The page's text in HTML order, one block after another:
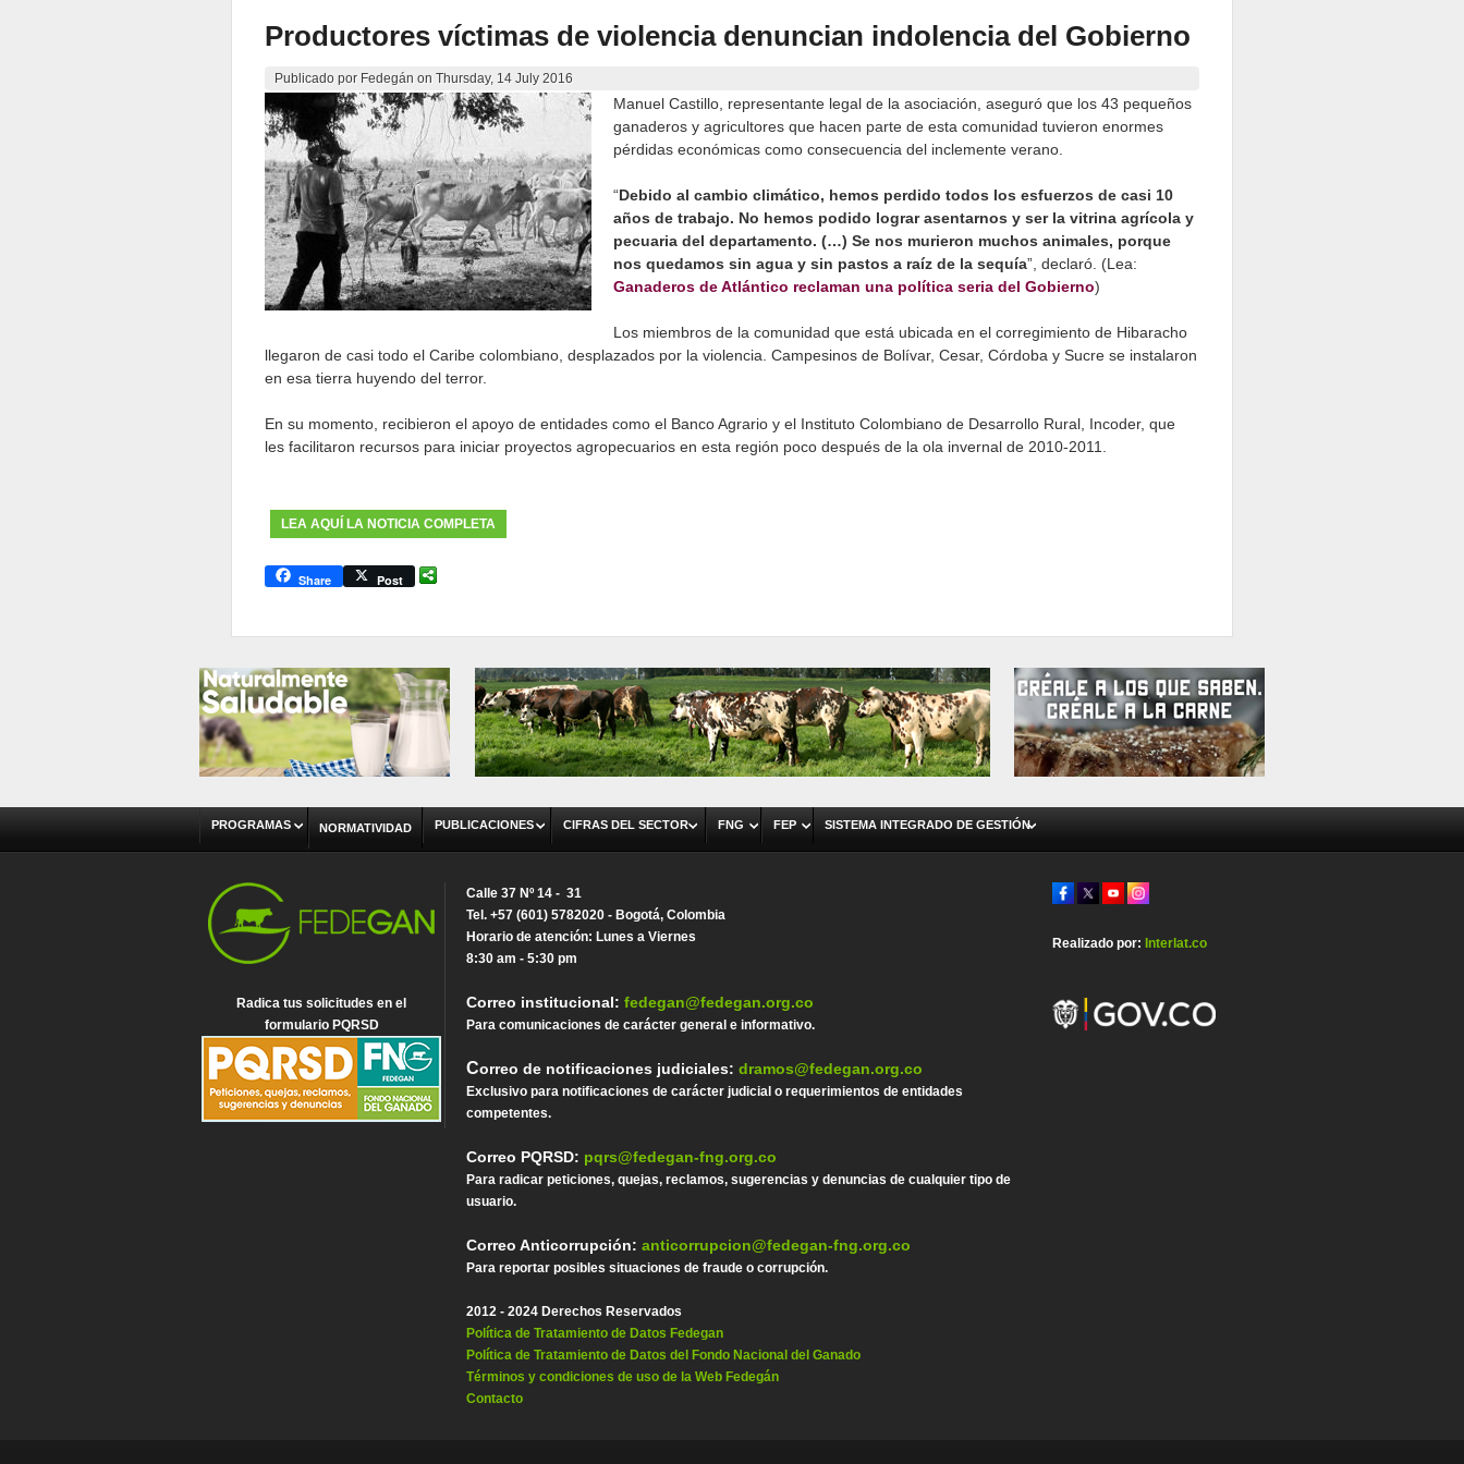
Productores víctimas de violencia denuncian indolencia del Gobierno
Publicado por Fedegán onThursday, 14 July 2016
Manuel Castillo, representante legal de la asociación, aseguró que los 43 pequeños
ganaderos y agricultores que hacen parte de esta comunidad tuvieron enormes
pérdidas económicas como consecuencia del inclemente verano.
“Debido al cambio climático, hemos perdido todos los esfuerzos de casi 10
años de trabajo. No hemos podido lograr asentarnos y ser la vitrina agrícola y
pecuaria del departamento. (…) Se nos murieron muchos animales, porque
nos quedamos sin agua y sin pastos a raíz de la sequía”, declaró. (Lea:
Ganaderos de Atlántico reclaman una política seria del Gobierno)
Los miembros de la comunidad que está ubicada en el corregimiento de Hibaracho
llegaron de casi todo el Caribe colombiano, desplazados por la violencia. Campesinos de Bolívar, Cesar, Córdoba y Sucre se instalaron
en esa tierra huyendo del terror.
En su momento, recibieron el apoyo de entidades como el Banco Agrario y el Instituto Colombiano de Desarrollo Rural, Incoder, que
les facilitaron recursos para iniciar proyectos agropecuarios en esta región poco después de la ola invernal de 2010-2011.
LEA AQUÍ LA NOTICIA COMPLETA
Share Post
PROGRAMAS NORMATIVIDAD PUBLICACIONES CIFRAS DEL SECTOR FNG FEP SISTEMA INTEGRADO DE GESTIÓN
Radica tus solicitudes en el
formulario PQRSD
Calle 37 Nº 14 - 31
Tel. +57 (601) 5782020 - Bogotá, Colombia
Horario de atención: Lunes a Viernes
8:30 am - 5:30 pm
Correo institucional:fedegan@fedegan.org.co
Para comunicaciones de carácter general e informativo.
Correo de notificaciones judiciales:dramos@fedegan.org.co
Exclusivo para notificaciones de carácter judicial o requerimientos de entidades
competentes.
Correo PQRSD: pqrs@fedegan-fng.org.co
Para radicar peticiones, quejas, reclamos, sugerencias y denuncias de cualquier tipo de
usuario.
Correo Anticorrupción:anticorrupcion@fedegan-fng.org.co
Para reportar posibles situaciones de fraude o corrupción.
2012 - 2024 Derechos Reservados
Política de Tratamiento de Datos Fedegan
Política de Tratamiento de Datos del Fondo Nacional del Ganado
Términos y condiciones de uso de la Web Fedegán
Contacto
Realizado por:Interlat.co